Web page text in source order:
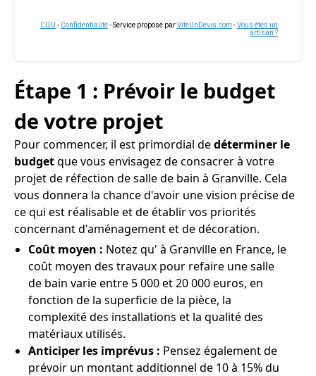
CGU - Confidentialité- Service proposé parViteUnDevis.com -Vous êtes un
artisan ?
Étape 1 : Prévoir le budget
de votre projet
Pour commencer, il est primordial dedéterminer le
budgetque vous envisagez de consacrer à votre
projet de réfection de salle de bain à Granville. Cela
vous donnera la chance d'avoir une vision précise de
ce qui est réalisable et de établir vos priorités
concernant d'aménagement et de décoration.
Coût moyen : Notez qu' à Granville en France, le
coût moyen des travaux pour refaire une salle
de bain varie entre 5 000 et 20 000 euros, en
fonction de la superficie de la pièce, la
complexité des installations et la qualité des
matériaux utilisés.
Anticiper les imprévus : Pensez également de
prévoir un montant additionnel de 10 à 15% du